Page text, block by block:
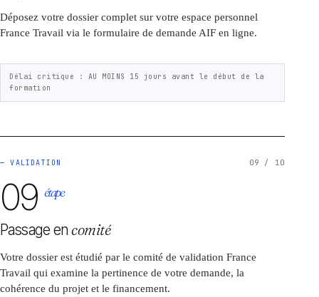
Déposez votre dossier complet sur votre espace personnel
France Travail via le formulaire de demande AIF en ligne.
Délai critique :
AU MOINS 15 jours avant le début de la
formation
— VALIDATION 09 / 10
09 étape
Passage encomité
Votre dossier est étudié par le comité de validation France
Travail qui examine la pertinence de votre demande, la
cohérence du projet et le financement.